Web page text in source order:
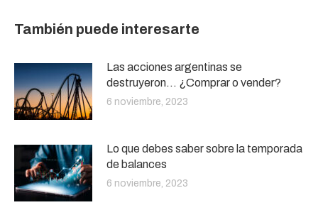
También puede interesarte
Las acciones argentinas se
destruyeron… ¿Comprar o vender?
6 noviembre, 2023
Lo que debes saber sobre la temporada
de balances
6 noviembre, 2023